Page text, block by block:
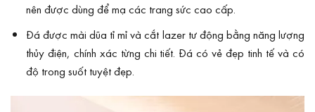
nên được dùng để mạ các trang sức cao cấp.
Đá được mài dũa tỉ mỉ và cắt lazer tư động bằng năng lượng
thủy điện, chính xác từng chi tiết. Đá có vẻ đẹp tinh tế và có
độ trong suốt tuyệt đẹp.